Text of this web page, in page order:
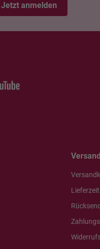
Jetzt anmelden
Lieferzeit